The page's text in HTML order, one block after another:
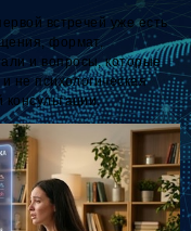
встречей уже есть
формат,
и вопросы, которые
не психологическая
консультации.